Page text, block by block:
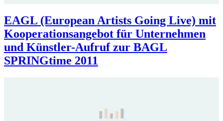
EAGL (European Artists Going Live) mit
Kooperationsangebot für Unternehmen
und Künstler-Aufruf zur BAGL
SPRINGtime 2011